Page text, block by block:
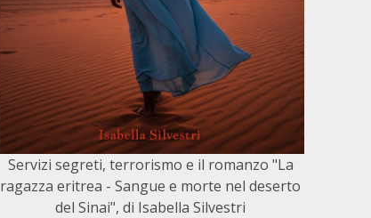
Servizi segreti, terrorismo e il romanzo "La
ragazza eritrea - Sangue e morte nel deserto
del Sinai", di Isabella Silvestri